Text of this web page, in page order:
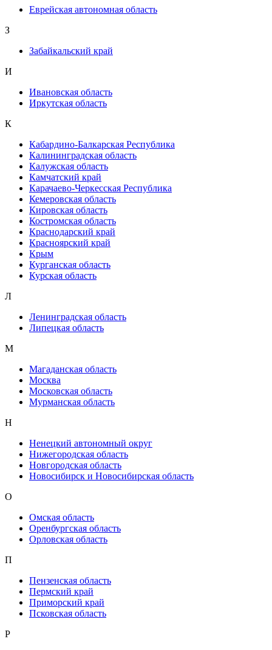
Еврейская автономная область
З
Забайкальский край
И
Ивановская область
Иркутская область
К
Кабардино-Балкарская Республика
Калининградская область
Калужская область
Камчатский край
Карачаево-Черкесская Республика
Кемеровская область
Кировская область
Костромская область
Краснодарский край
Красноярский край
Крым
Курганская область
Курская область
Л
Ленинградская область
Липецкая область
М
Магаданская область
Москва
Московская область
Мурманская область
Н
Ненецкий автономный округ
Нижегородская область
Новгородская область
Новосибирск и Новосибирская область
О
Омская область
Оренбургская область
Орловская область
П
Пензенская область
Пермский край
Приморский край
Псковская область
Р